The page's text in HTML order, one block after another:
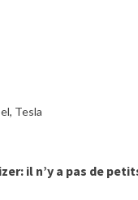
, Tesla
il n’y a pas de